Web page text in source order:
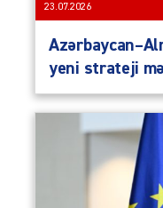
23.07.2026
yeni strateji